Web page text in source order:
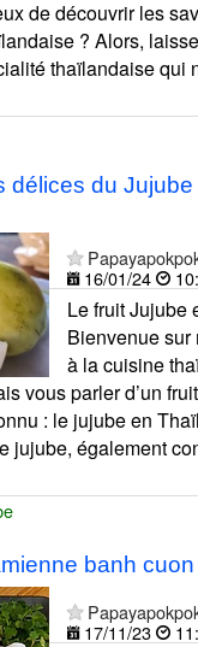
de découvrir les
? Alors,
thaïlandaise qui
délices du
16/01/24
Le fruit Jujube
Bienvenue
à la cuisine
vous parler d’un
: le jujube en
jujube, également
banh cuon
17/11/23